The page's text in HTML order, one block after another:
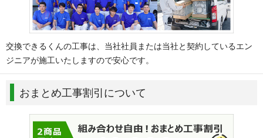
交換できるくんの工事は、当社社員または当社と契約しているエン
ジニアが施工いたしますので安心です。
おまとめ工事割引について